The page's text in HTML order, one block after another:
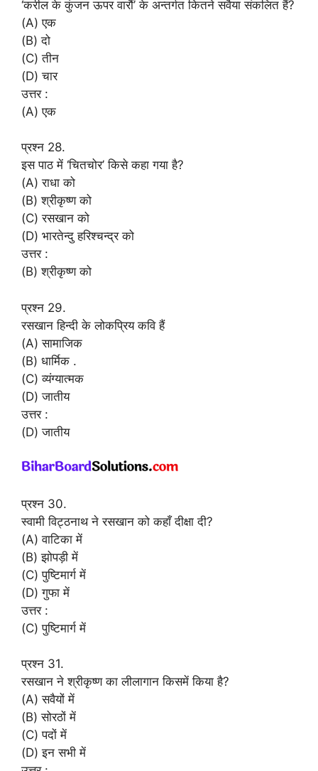
‘करील के कुंजन ऊपर वारौं’ के अन्तर्गत कितने सवैया संकलित हैं?
(A) एक
(B) दो
(C) तीन
(D) चार
उत्तर :
(A) एक
प्रश्न 28.
इस पाठ में ‘चितचोर’ किसे कहा गया है?
(A) राधा को
(B) श्रीकृष्ण को
(C) रसखान को
(D) भारतेन्दु हरिश्चन्द्र को
उत्तर :
(B) श्रीकृष्ण को
प्रश्न 29.
रसखान हिन्दी के लोकप्रिय कवि हैं
(A) सामाजिक
(B) धार्मिक .
(C) व्यंग्यात्मक
(D) जातीय
उत्तर :
(D) जातीय
प्रश्न 30.
स्वामी विट्ठनाथ ने रसखान को कहाँ दीक्षा दी?
(A) वाटिका में
(B) झोपड़ी में
(C) पुष्टिमार्ग में
(D) गुफा में
उत्तर :
(C) पुष्टिमार्ग में
प्रश्न 31.
रसखान ने श्रीकृष्ण का लीलागान किसमें किया है?
(A) सवैयों में
(B) सोरठों में
(C) पदों में
(D) इन सभी में